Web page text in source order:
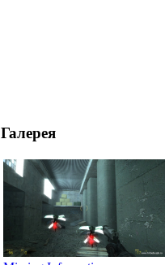
Галерея